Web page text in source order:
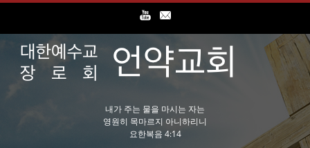
내가 주는 물을 마시는 자는
영원히 목마르지 아니하리니
요한복음 4:14